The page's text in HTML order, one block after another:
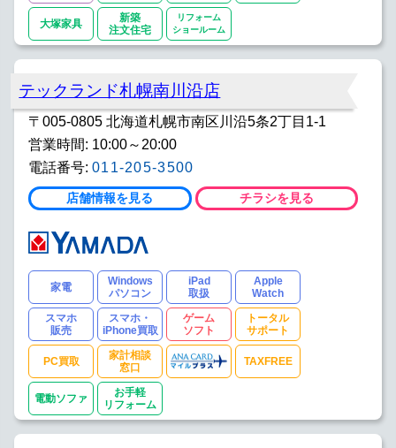
大塚家具
新築
注文住宅
リフォーム
ショールーム
テックランド札幌南川沿店
〒005-0805 北海道札幌市南区川沿5条2丁目1-1
営業時間: 10:00～20:00
電話番号: 011-205-3500
店舗情報を見る チラシを見る
家電
Windows
パソコン
iPad
取扱
Apple
Watch
スマホ
販売
スマホ・
iPhone買取
ゲーム
ソフト
トータル
サポート
PC買取
家計相談
窓口
TAXFREE
電動ソファ
お手軽
リフォーム